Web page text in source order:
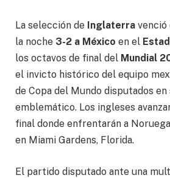
La selección de Inglaterra venció
la noche 3-2 a México en el
los octavos de final del Mundial
el invicto histórico del equipo
de Copa del Mundo disputados en
emblemático. Los ingleses
final donde enfrentarán a
en Miami Gardens, Florida.
El partido disputado ante una